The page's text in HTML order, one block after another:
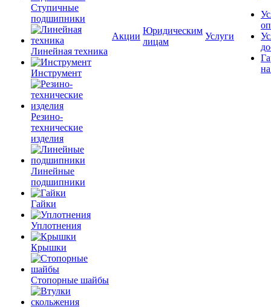
Ступичные
подшипники
Линейная техника
Инструмент
Резино-
технические
изделия
Линейные
подшипники
Гайки
Уплотнения
Крышки
Стопорные шайбы
Акции
Юридическим
лицам
Услуги